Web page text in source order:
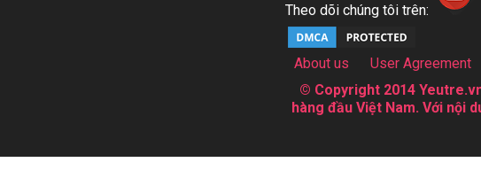
Theo dõi chúng tôi trên:
About us User Agreement
© Copyright 2014
hàng đầu Việt Nam. Với nội